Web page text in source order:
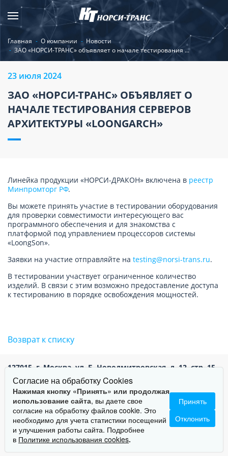
Главная О компании
Новости
ЗАО «НОРСИ-ТРАНС» объявляет о начале тестирования ...
23 июля 2024
ЗАО «НОРСИ-ТРАНС» ОБЪЯВЛЯЕТ О
НАЧАЛЕ ТЕСТИРОВАНИЯ СЕРВЕРОВ
АРХИТЕКТУРЫ «LOONGARCH»
Линейка продукции «НОРСИ-ДРАКОН» включена в реестр
Минпромторг РФ.
Вы можете принять участие в тестировании оборудования
для проверки совместимости интересующего вас
программного обеспечения и для знакомства с
платформой под управлением процессоров системы
«LoongSon».
Заявки на участие отправляйте на testing@norsi-trans.ru.
В тестировании участвует ограниченное количество
изделий. В связи с этим возможно предоставление доступа
к тестированию в порядке освобождения мощностей.
Возврат к списку
127015, г. Москва, ул. Б. Новодмитровская, д. 12, стр. 15,
Тел:(495) 748-74-83info@norsi-trans.ru
©1996-2026 ЗАО «НОРСИ-ТРАНС» Никакая информация с данного
сайта не может быть скопирована, распространена либо передана
любым способом для коммерческого использования без письменного
согласия правообладателя.
Сделано в Burbon.ru
Согласие на обработку Cookies
Нажимая кнопку «Принять» или продолжая
использование сайта, вы даете свое
согласие на обработку файлов cookie. Это
необходимо для учета статистики посещений
и улучшения работы сайта. Подробнее
в Политике использования cookies.
Принять
Отклонить